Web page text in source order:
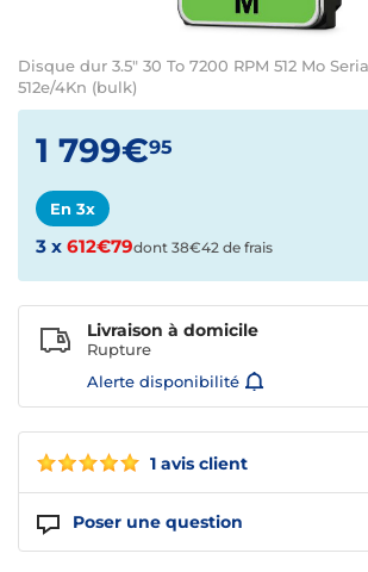
Disque dur 3.5" 30 To 7200 RPM 512 Mo
512e/4Kn (bulk)
1 avis client
Poser une question
1 799€95
En 3x
3 x 612€79dont 38€42 de frais
Livraison à domicile
Rupture
Alerte disponibilité